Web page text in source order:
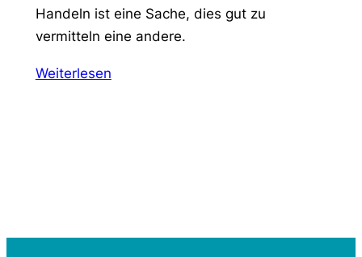
Handeln ist eine Sache, dies gut zu
vermitteln eine andere.
Weiterlesen